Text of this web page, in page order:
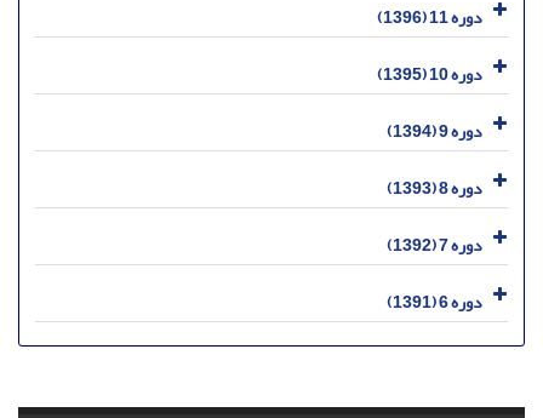
دوره 11 (1396)
دوره 10 (1395)
دوره 9 (1394)
دوره 8 (1393)
دوره 7 (1392)
دوره 6 (1391)